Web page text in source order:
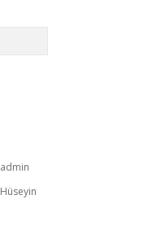
admin
Hüseyin